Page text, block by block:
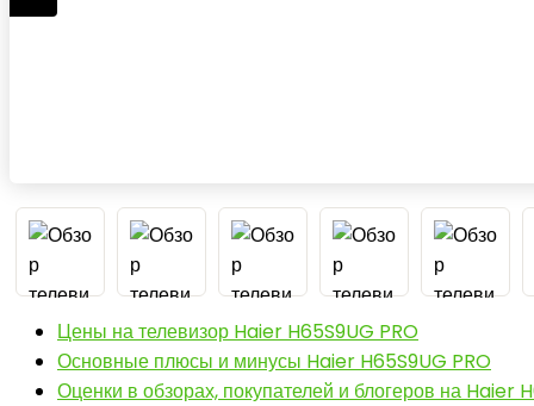
Цены на телевизор Haier H65S9UG PRO
Основные плюсы и минусы Haier H65S9UG PRO
Оценки в обзорах, покупателей и блогеров на Haier